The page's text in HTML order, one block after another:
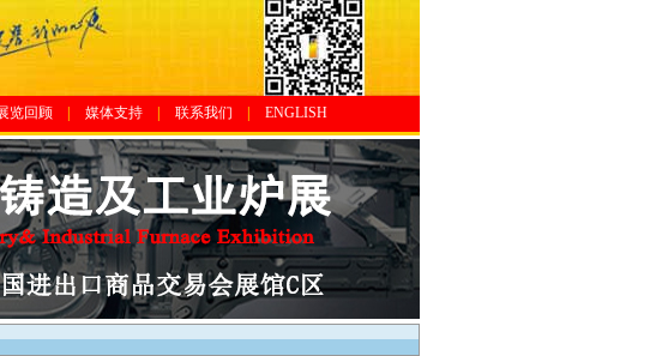
览回顾 媒体支持| 联系我们 ENGLISH